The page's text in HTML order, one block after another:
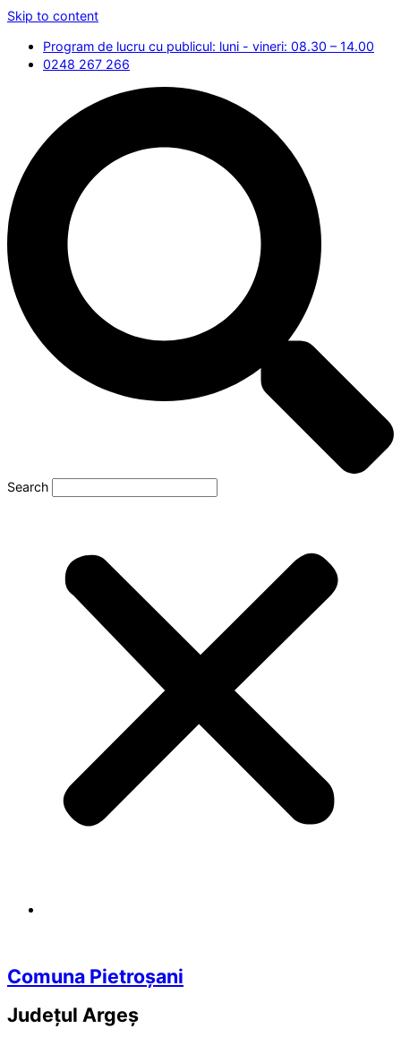
Skip to content
Program de lucru cu publicul: luni - vineri: 08.30 – 14.00
0248 267 266
Search
Comuna Pietroșani
Județul Argeș